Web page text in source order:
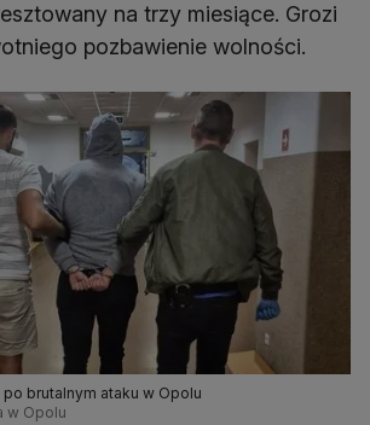
na trzy miesiące. Grozi
pozbawienie wolności.
brutalnym ataku w Opolu
w Opolu